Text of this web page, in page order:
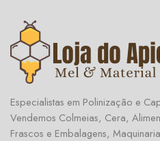
Especialistas em Polinização e
Vendemos Colmeias, Cera,
Frascos e Embalagens,